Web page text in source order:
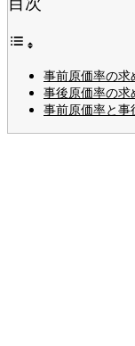
事前原価率の求
事後原価率の求
事前原価率と事